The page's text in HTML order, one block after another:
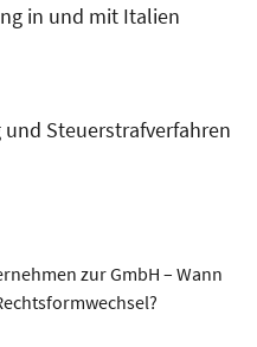
in und mit Italien
Steuerstrafverfahren
zur GmbH – Wann